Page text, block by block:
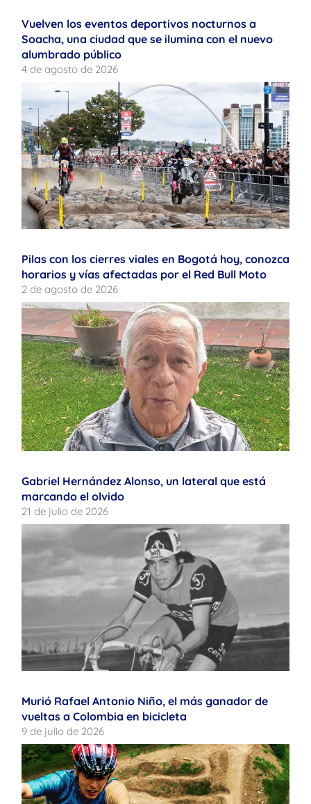
Vuelven los eventos deportivos nocturnos a
Soacha, una ciudad que se ilumina con el nuevo
alumbrado público
4 de agosto de 2026
Pilas con los cierres viales en Bogotá hoy, conozca
horarios y vías afectadas por el Red Bull Moto
2 de agosto de 2026
Gabriel Hernández Alonso, un lateral que está
marcando el olvido
21 de julio de 2026
Murió Rafael Antonio Niño, el más ganador de
vueltas a Colombia en bicicleta
9 de julio de 2026